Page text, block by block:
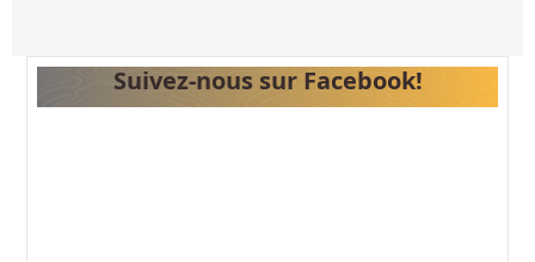
inconvénients
inconvénients
Suivez-nous sur Facebook!